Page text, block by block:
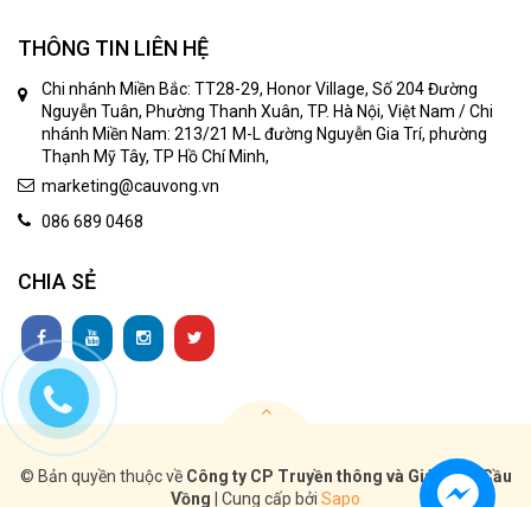
THÔNG TIN LIÊN HỆ
Chi nhánh Miền Bắc: TT28-29, Honor Village, Số 204 Đường
Nguyễn Tuân, Phường Thanh Xuân, TP. Hà Nội, Việt Nam / Chi
nhánh Miền Nam: 213/21 M-L đường Nguyễn Gia Trí, phường
Thạnh Mỹ Tây, TP Hồ Chí Minh,
marketing@cauvong.vn
086 689 0468
CHIA SẺ
© Bản quyền thuộc về Công ty CP Truyền thông và Giáo dục Cầu
Vồng
Cung cấp bởi Sapo